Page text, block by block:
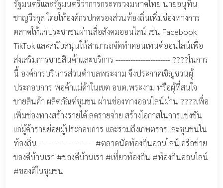
รัฐมนตรีและรัฐมนตรีว่าการกระทรวงมหาดไทย นายอนุทิน
ชาญวีรกูล โดยให้องค์กรปกครองส่วนท้องถิ่นเพิ่มช่องทางการ
ตลาดให้แก่ประชาชนผ่านสื่อสังคมออนไลน์ เช่น Facebook
TikTok และสนับสนุนให้สามารถจัดทำคอนเทนต์ออนไลน์เพื่อ
ส่งเสริมการขายสินค้าและบริการ ---------------------- ????ในการ
นี้ องค์การบริหารส่วนตำบลพระงาม จึงประกาศเชิญชวนผู้
ประกอบการ พ่อค้าแม่ค้าในเขต อบต.พระงาม หรือผู้ที่สนใจ
ขายสินค้า ผลิตภัณฑ์ชุมชน ผ่านช่องทางออนไลน์ผ่าน ????เพื่อ
เพิ่มช่องทางสร้างรายได้ ลดรายจ่าย สร้างโอกาสในการแข่งขัน
แก่ผู้ค้ารายย่อยผู้ประกอบการ และรวมถึงเกษตรกรและชุมชนใน
ท้องถิ่น ---------------------- #ตลาดนัดท้องถิ่นออนไลน์เครือข่าย
ของดีบ้านเรา #ของดีบ้านเรา #เที่ยวท้องถิ่น #ท้องถิ่นออนไลน์
#ของดีในชุมชน